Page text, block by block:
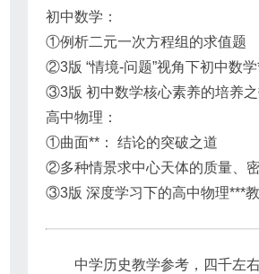
初中数学：
①例析二元一次方程组的求值题
②3版 “情境-问题”视角下初中数
③3版 初中数学核心素养的培养之
高中物理：
①曲面**： 结论的突破之道
②多种情景求中心天体的质量、
③3版 深度学习下的高中物理***
中学历史教学参考，四千左